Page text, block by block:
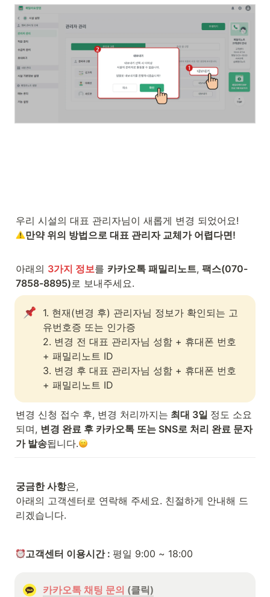
만약 위의 방법으로 대표 관리자 교체가 어렵다면!
아래의 3가지 정보를 카카오톡 패밀리노트, 팩스(070-
7858-8895)로 보내주세요.
1. 현재(변경 후) 관리자님 정보가 확인되는 고
유번호증 또는 인가증
2. 변경 전 대표 관리자님 성함 + 휴대폰 번호
+ 패밀리노트 ID
3. 변경 후 대표 관리자님 성함 + 휴대폰 번호
+ 패밀리노트 ID
변경 신청 접수 후, 변경 처리까지는 최대 3일 정도 소요
되며, 변경 완료 후 카카오톡 또는 SNS로 처리 완료 문자
가 발송됩니다.
궁금한 사항은,
아래의 고객센터로 연락해 주세요. 친절하게 안내해 드
리겠습니다.
고객센터 이용시간 : 평일 9:00 ~ 18:00
카카오톡 채팅 문의 (클릭)